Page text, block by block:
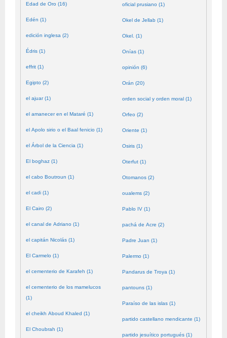
Edad de Oro (16)
Edén (1)
edición inglesa (2)
Édris (1)
effrit (1)
Egipto (2)
el ajuar (1)
el amanecer en el Mataré (1)
el Apolo sirio o el Baal fenicio (1)
el Árbol de la Ciencia (1)
El boghaz (1)
el cabo Boutroun (1)
el cadi (1)
El Cairo (2)
el canal de Adriano (1)
el capitán Nicolás (1)
El Carmelo (1)
el cementerio de Karafeh (1)
el cementerio de los mamelucos
(1)
el cheikh Aboud Khaled (1)
El Choubrah (1)
oficial prusiano (1)
Okel de Jellab (1)
Okel. (1)
Onías (1)
opinión (6)
Orán (20)
orden social y orden moral (1)
Orfeo (2)
Oriente (1)
Osiris (1)
Oterfut (1)
Otomanos (2)
oualems (2)
Pablo IV (1)
pachá de Acre (2)
Padre Juan (1)
Palermo (1)
Pandarus de Troya (1)
pantouns (1)
Paraíso de las islas (1)
partido castellano mendicante (1)
partido jesuítico portugués (1)